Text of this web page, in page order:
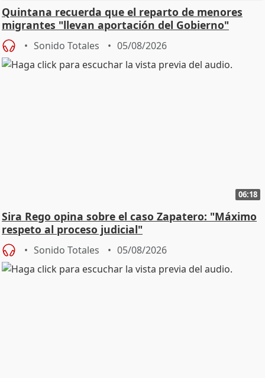
Quintana recuerda que el reparto de menores
migrantes "llevan aportación del Gobierno"
central
Sonido Totales 05/08/2026
06:18
Sira Rego opina sobre el caso Zapatero: "Máximo
respeto al proceso judicial"
Sonido Totales 05/08/2026